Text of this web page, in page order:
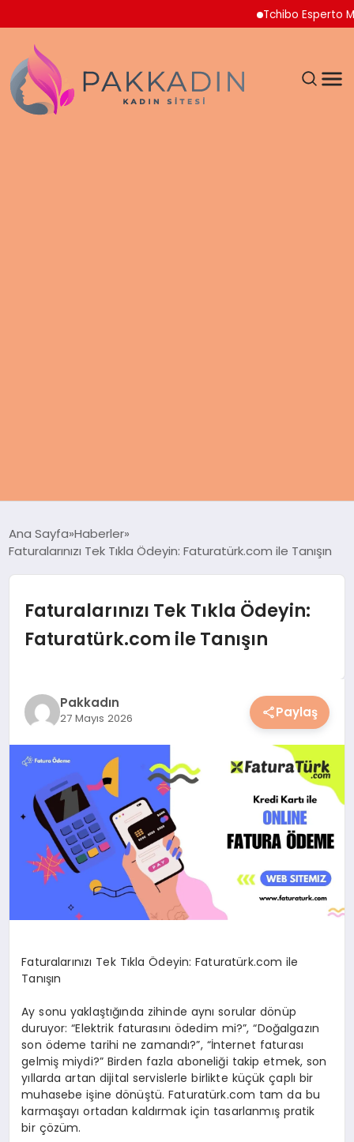
Tchibo Esperto Mini
SAĞLIK
MAGAZIN
YAŞAM
YEMEK
KIMDIR?
HESAPLAMALAR
Ana Sayfa Haberler
Faturalarınızı Tek Tıkla Ödeyin: Faturatürk.com ile Tanışın
Faturalarınızı Tek Tıkla Ödeyin:
Faturatürk.com ile Tanışın
Pakkadın
27 Mayıs 2026 Paylaş
Faturalarınızı Tek Tıkla Ödeyin: Faturatürk.com ile
Tanışın
Ay sonu yaklaştığında zihinde aynı sorular dönüp
duruyor: “Elektrik faturasını ödedim mi?”, “Doğalgazın
son ödeme tarihi ne zamandı?”, “İnternet faturası
gelmiş miydi?” Birden fazla aboneliği takip etmek, son
yıllarda artan dijital servislerle birlikte küçük çaplı bir
muhasebe işine dönüştü. Faturatürk.com tam da bu
karmaşayı ortadan kaldırmak için tasarlanmış pratik
bir çözüm.